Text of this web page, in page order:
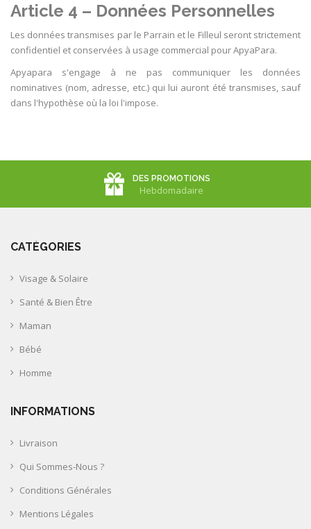
Article 4 – Données Personnelles
Les données transmises par le Parrain et le Filleul seront strictement
confidentiel et conservées à usage commercial pour ApyaPara.
Apyapara s'engage à ne pas communiquer les données
nominatives (nom, adresse, etc.) qui lui auront été transmises, sauf
dans l'hypothèse où la loi l'impose.
DES PROMOTIONS
Hebdomadaire
CATÉGORIES
Visage & Solaire
Santé & Bien Être
Maman
Bébé
Homme
INFORMATIONS
Livraison
Qui Sommes-Nous ?
Conditions Générales
Mentions Légales